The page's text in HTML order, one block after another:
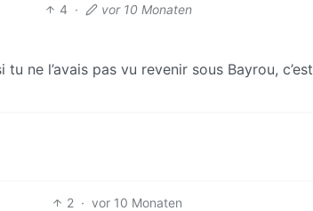
4 · vor 10 Monaten
ne l’avais pas vu revenir sous Bayrou, c’est
2 · vor 10 Monaten